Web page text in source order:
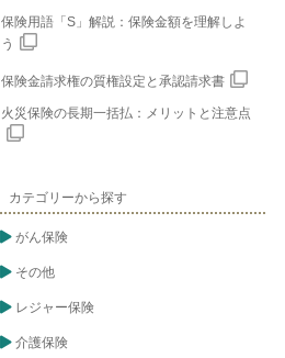
保険用語「S」解説：保険金額を理解しよ
う
保険金請求権の質権設定と承認請求書
火災保険の長期一括払：メリットと注意点
カテゴリーから探す
がん保険
その他
レジャー保険
介護保険